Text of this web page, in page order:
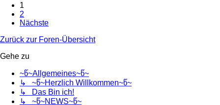
1
2
Nächste
Zurück zur Foren-Übersicht
Gehe zu
~წ~Allgemeines~წ~
↳ ~წ~Herzlich Willkommen~წ~
↳ Das Bin ich!
↳ ~წ~NEWS~წ~